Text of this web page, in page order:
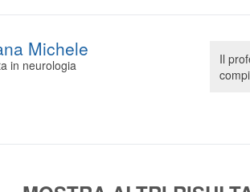
Michele
in neurologia
Il